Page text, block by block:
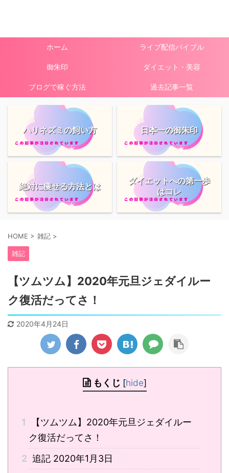
ホーム ライブ配信バイブル
御朱印 ダイエット・美容
ブログで稼ぐ方法 過去記事一覧
ハリネズミの飼い方 日本一の御朱印
絶対に痩せる方法とは
ダイエットへの第一歩
はコレ
HOME > 雑記 >
雑記
【ツムツム】2020年元旦ジェダイルー
ク復活だってさ！
2020年4月24日
もくじ [hide]
1
【ツムツム】2020年元旦ジェダイルー
ク復活だってさ！
2 追記 2020年1月3日